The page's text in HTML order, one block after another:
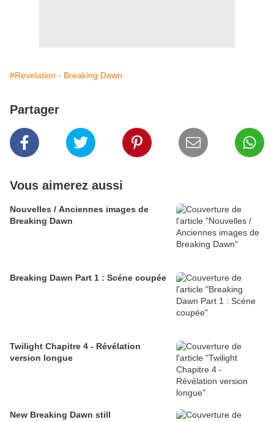
#Revelation - Breaking Dawn
Partager
Vous aimerez aussi
Nouvelles / Anciennes images de
Breaking Dawn
Breaking Dawn Part 1 : Scéne coupée
Twilight Chapitre 4 - Révélation
version longue
New Breaking Dawn still